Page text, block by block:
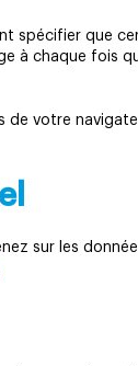
spécifier que
à chaque fois
votre
sur les